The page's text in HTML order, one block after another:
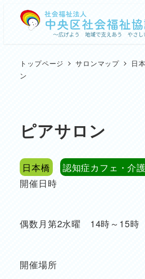
トップページ サロンマップ 日
ン
ピアサロン
日本橋
認知症カフェ・介
開催日時
偶数月第2水曜 14時～15時
開催場所